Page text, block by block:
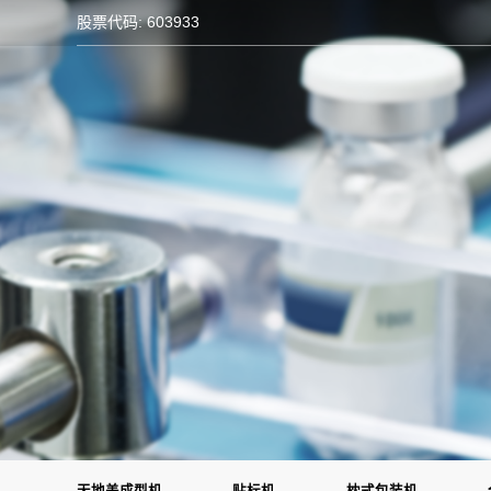
股票代码: 603933